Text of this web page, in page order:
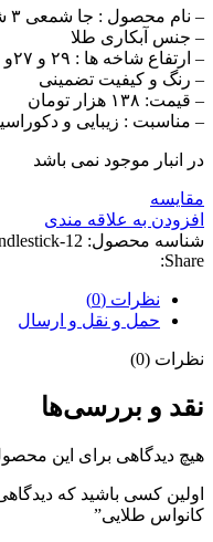
– نام محصول : جا شمعی ۳ شاخه کانواس طلایی
– جنس آبکاری طلا
– ارتفاع شاخه ها : ۲۹ و ۲۷و ۲۵ سانتی متر
– رنگ و کیفیت تضمینی
– قیمت: ۱۳۸ هزار تومان
– مناسبت : زیبایی و
در انبار موجود نمی باشد
مقايسه
افزودن به علاقه مندی
شناسه محصول: 12
Share:
نظرات (0)
حمل و نقل و ارسال
نظرات (0)
نقد و بررسی‌ها
هیچ دیدگاهی برای این
کانواس طلایی”